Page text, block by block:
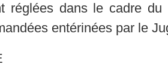
réglées dans le cadre
entérinées par le